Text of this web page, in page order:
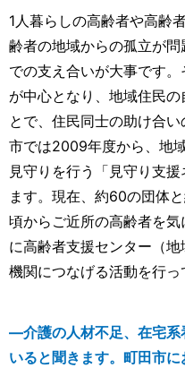
1人暮らしの高齢者や高齢
齢者の地域からの孤立が
での支え合いが大事です
が中心となり、地域住民
とで、住民同士の助け合
市では2009年度から、地
見守りを行う「見守り支
ます。現在、約60の団体
頃からご近所の高齢者を
に高齢者支援センター（
機関につなげる活動を行っ
―介護の人材不足、在宅系
いると聞きます。町田市